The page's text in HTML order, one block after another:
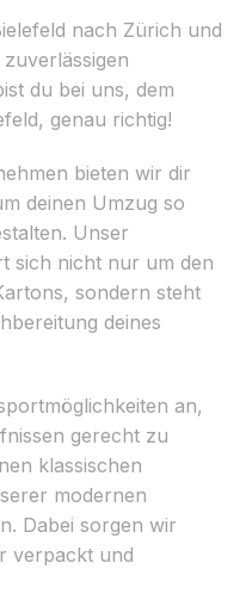
nach Zürich und
du bei uns, dem
genau richtig!
bieten wir dir
deinen Umzug so
Unser
sich nicht nur um den
sondern steht
deines
an,
gerecht zu
klassischen
modernen
Dabei sorgen wir
verpackt und